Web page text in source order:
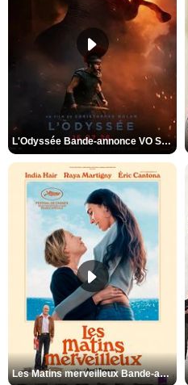
L'Odyssée Bande-annonce VO STFR
Les Matins merveilleux Bande-annonce VF